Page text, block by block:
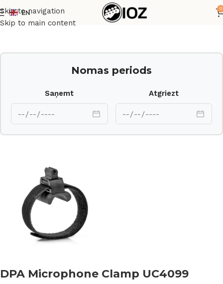
Skip to navigation
Skip to main content
EN
0
Sākums Mikrofoni
Nomas periods
Saņemt Atgriezt
DPA Microphone Clamp UC4099